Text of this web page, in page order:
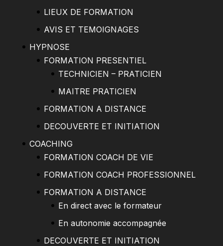
LIEUX DE FORMATION
AVIS ET TEMOIGNAGES
HYPNOSE
FORMATION PRESENTIEL
TECHNICIEN – PRATICIEN
MAITRE PRATICIEN
FORMATION A DISTANCE
DECOUVERTE ET INITIATION
COACHING
FORMATION COACH DE VIE
FORMATION COACH PROFESSIONNEL
FORMATION A DISTANCE
En direct avec le formateur
En autonomie accompagnée
DECOUVERTE ET INITIATION